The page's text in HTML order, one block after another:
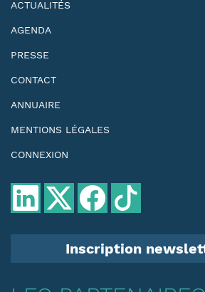
ACTUALITÉS
AGENDA
PRESSE
CONTACT
ANNUAIRE
MENTIONS LÉGALES
CONNEXION
Inscription